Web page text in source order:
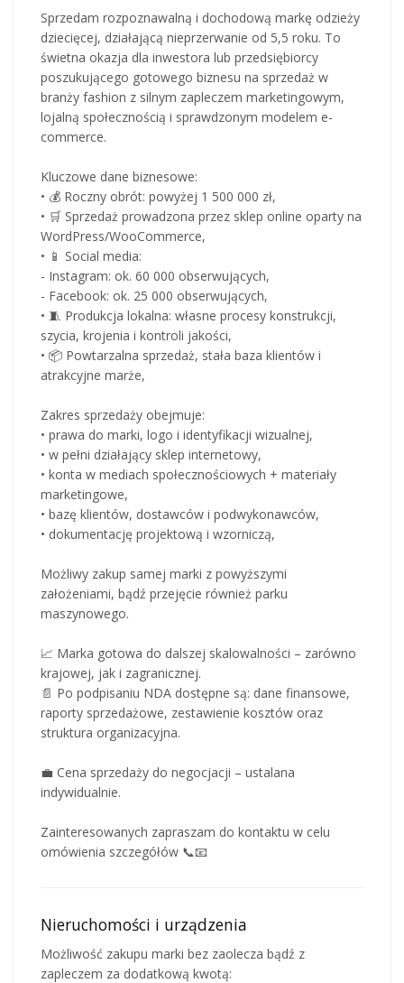
Sprzedam rozpoznawalną i dochodową markę odzieży
dziecięcej, działającą nieprzerwanie od 5,5 roku. To
świetna okazja dla inwestora lub przedsiębiorcy
poszukującego gotowego biznesu na sprzedaż w
branży fashion z silnym zapleczem marketingowym,
lojalną społecznością i sprawdzonym modelem e-
commerce.
Kluczowe dane biznesowe:
• 💰 Roczny obrót: powyżej 1 500 000 zł,
• 🛒 Sprzedaż prowadzona przez sklep online oparty na
WordPress/WooCommerce,
• 📱 Social media:
- Instagram: ok. 60 000 obserwujących,
- Facebook: ok. 25 000 obserwujących,
• 🧵 Produkcja lokalna: własne procesy konstrukcji,
szycia, krojenia i kontroli jakości,
• 📦 Powtarzalna sprzedaż, stała baza klientów i
atrakcyjne marże,
Zakres sprzedaży obejmuje:
• prawa do marki, logo i identyfikacji wizualnej,
• w pełni działający sklep internetowy,
• konta w mediach społecznościowych + materiały
marketingowe,
• bazę klientów, dostawców i podwykonawców,
• dokumentację projektową i wzorniczą,
Możliwy zakup samej marki z powyższymi
założeniami, bądź przejęcie również parku
maszynowego.
📈 Marka gotowa do dalszej skalowalności – zarówno
krajowej, jak i zagranicznej.
📄 Po podpisaniu NDA dostępne są: dane finansowe,
raporty sprzedażowe, zestawienie kosztów oraz
struktura organizacyjna.
💼 Cena sprzedaży do negocjacji – ustalana
indywidualnie.
Zainteresowanych zapraszam do kontaktu w celu
omówienia szczegółów 📞📧
Nieruchomości i urządzenia
Możliwość zakupu marki bez zaolecza bądź z
zapleczem za dodatkową kwotą: